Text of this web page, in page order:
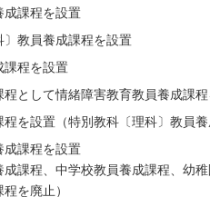
成課程を設置
〕教員養成課程を設置
課程を設置
程として情緒障害教育教員養成課
を設置（特別教科〔理科〕教員養
成課程を設置
成課程、中学校教員養成課程、幼
を廃止）